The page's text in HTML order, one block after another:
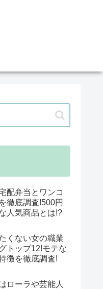
配弁当とワンコ
徹底調査!500円
人気商品とは!?
くない女の職業
トップ12!モテな
徴を徹底調査!
ローラや芸能人